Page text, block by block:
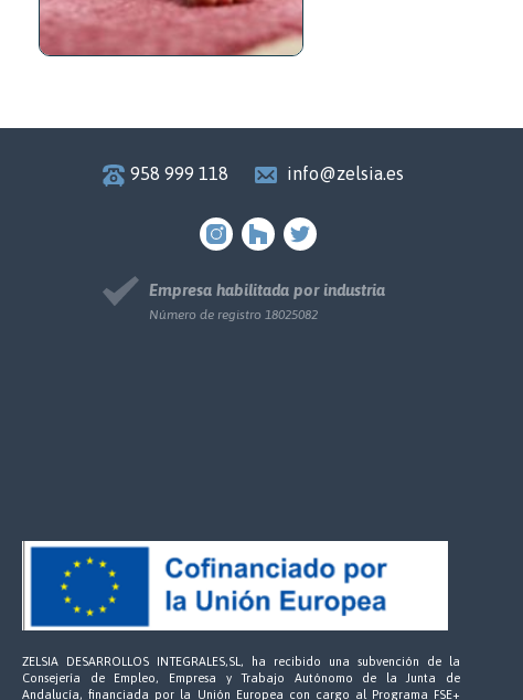
958 999 118 info@zelsia.es
Empresa habilitada por industria
Número de registro 18025082
ZELSIA DESARROLLOS INTEGRALES,SL, ha recibido una subvención de la
Consejería de Empleo, Empresa y Trabajo Autónomo de la Junta de
Andalucía, financiada por la Unión Europea con cargo al Programa FSE+